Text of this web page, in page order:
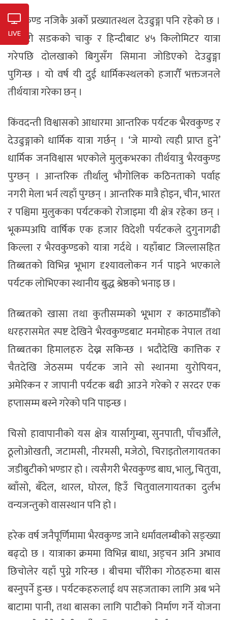
भैरवकुण्ड नजिकै अर्काे प्रख्यातस्थल देउढुङ्गा पनि रहेको छ ।
कोदारी सडकको चाकु र हिन्दीबाट ४५ किलोमिटर यात्रा
गरेपछि दोलखाको बिगुसँग सिमाना जोडिएको देउढुङ्गा
पुगिन्छ । यो वर्ष यी दुई धार्मिकस्थलको हजारौँ भक्तजनले
तीर्थयात्रा गरेका छन् ।
किंवदन्ती विश्वासको आधारमा आन्तरिक पर्यटक भैरवकुण्ड र
देउढुङ्गाको धार्मिक यात्रा गर्छन् । ‘जे माग्यो त्यही प्राप्त हुने’
धार्मिक जनविश्वास भएकोले मुलुकभरका तीर्थयात्रु भैरवकुण्ड
पुग्छन् । आन्तरिक तीर्थालु भौगोलिक कठिनताको पर्वाह
नगरी मेला भर्न त्यहाँ पुग्छन् । आन्तरिक मात्रै होइन, चीन, भारत
र पश्चिमा मुलुकका पर्यटकको रोजाइमा यी क्षेत्र रहेका छन् ।
भूकम्पअघि वार्षिक एक हजार विदेशी पर्यटकले दुगुनागढी
किल्ला र भैरवकुण्डको यात्रा गर्दथे । यहाँबाट जिल्लासहित
तिब्बतको विभिन्न भूभाग दृश्यावलोकन गर्न पाइने भएकाले
पर्यटक लोभिएका स्थानीय बुद्ध श्रेष्ठको भनाइ छ ।
तिब्बतको खासा तथा कुतीसम्मको भूभाग र काठमाडौँको
धरहरासमेत स्पष्ट देखिने भैरवकुण्डबाट मनमोहक नेपाल तथा
तिब्बतका हिमालहरु देख्न सकिन्छ । भदौदेखि कात्तिक र
चैतदेखि जेठसम्म पर्यटक जाने सो स्थानमा युरोपियन,
अमेरिकन र जापानी पर्यटक बढी आउने गरेको र सरदर एक
हप्तासम्म बस्ने गरेको पनि पाइन्छ ।
चिसो हावापानीको यस क्षेत्र यार्सागुम्बा, सुनपाती, पाँचऔँले,
ठूलोओखती, जटामसी, नीरमसी, मजेठो, चिराइतोलगायतका
जडीबुटीको भण्डार हो । त्यसैगरी भैरवकुण्ड बाघ, भालु, चितुवा,
ब्वाँसो, बँदेल, थारल, घोरल, हिउँ चितुवालगायतका दुर्लभ
वन्यजन्तुको वासस्थान पनि हो ।
हरेक वर्ष जनैपूर्णिमामा भैरवकुण्ड जाने धर्मावलम्बीको सङ्ख्या
बढ्दो छ । यात्राका क्रममा विभिन्न बाधा, अड्चन अनि अभाव
छिचोलेर यहाँ पुग्ने गरिन्छ । बीचमा चौँरीका गोठहरुमा बास
बस्नुपर्ने हुन्छ । पर्यटकहरुलाई थप सहजताका लागि अब भने
बाटामा पानी, तथा बासका लागि पाटीको निर्माण गर्ने योजना
LIVE